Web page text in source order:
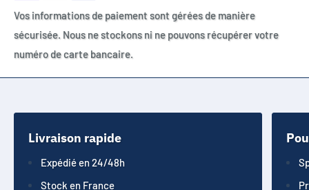
Vos informations de paiement sont gérées de manière
sécurisée. Nous ne stockons ni ne pouvons récupérer votre
numéro de carte bancaire.
Livraison rapide
Expédié en 24/48h
Stock en France